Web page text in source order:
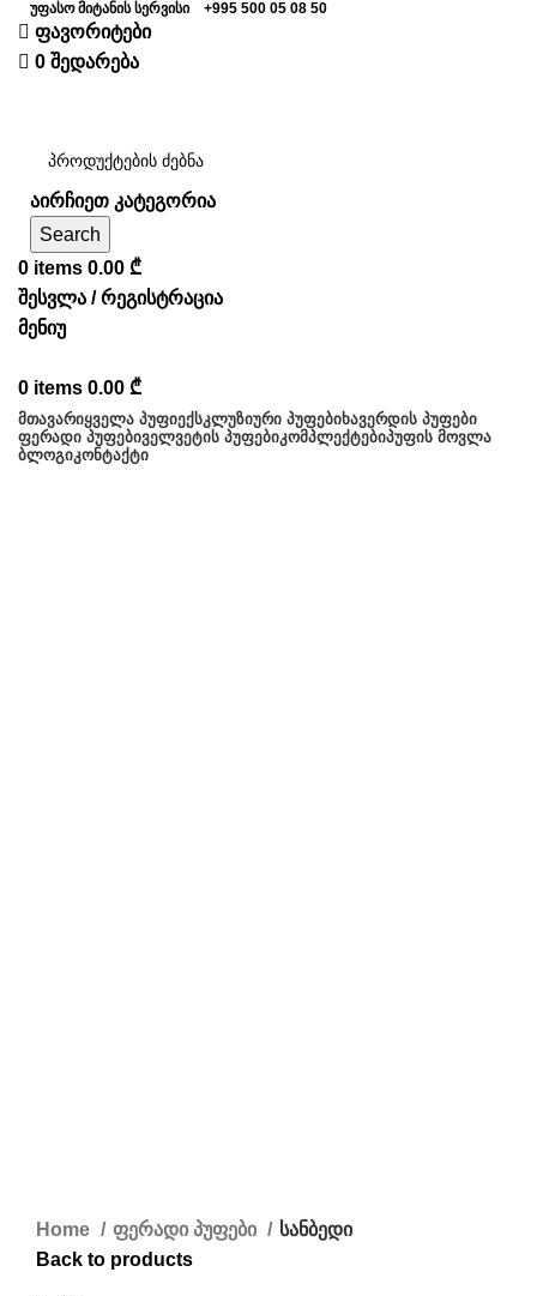
უფასო მიტანის სერვისი +995 500 05 08 50
ფავორიტები
0 შედარება
აირჩიეთ კატეგორია
Search
0 items 0.00 ₾
შესვლა / რეგისტრაცია
მენიუ
0 items 0.00 ₾
ᲛᲗᲐᲕᲐᲠᲘᲧᲕᲔᲚᲐ ᲞᲣᲤᲘᲔᲥᲡᲙᲚᲣᲖᲘᲣᲠᲘ ᲞᲣᲤᲔᲑᲘᲮᲐᲕᲔᲠᲓᲘᲡ ᲞᲣᲤᲔᲑᲘ
ᲤᲔᲠᲐᲓᲘ ᲞᲣᲤᲔᲑᲘᲕᲔᲚᲕᲔᲢᲘᲡ ᲞᲣᲤᲔᲑᲘᲙᲝᲛᲞᲚᲔᲥᲢᲔᲑᲘᲞᲣᲤᲘᲡ ᲛᲝᲕᲚᲐ
ᲑᲚᲝᲒᲘᲙᲝᲜᲢᲐᲥᲢᲘ
Home ფერადი პუფები
სანბედი
Back to products